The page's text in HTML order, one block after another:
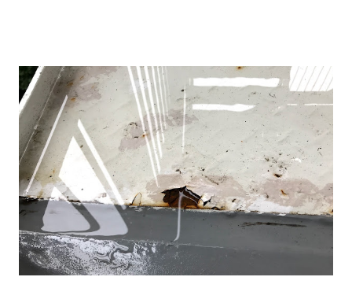
コミが恐ろしい方向に日本を導いた実例としてしっかり見てお
きたいとおもいます。いくつかの政党も加担しています。高貴
な職業とされ、社会的な地位がたかく評価も高い弁護士などの
中にもこの誤った方向への加担者がいます。